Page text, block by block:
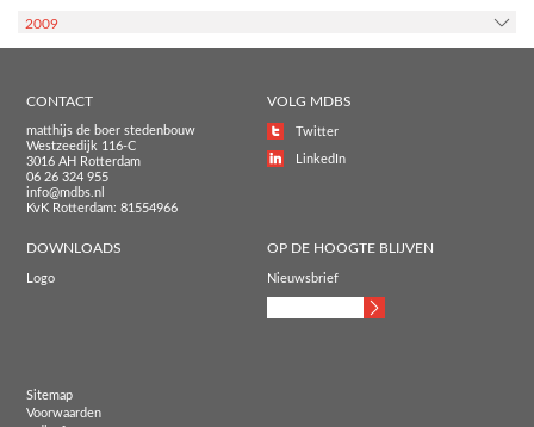
2009
CONTACT
matthijs de boer stedenbouw
Westzeedijk 116-C
3016 AH Rotterdam
06 26 324 955
info@mdbs.nl
KvK Rotterdam: 81554966
VOLG MDBS
Twitter
LinkedIn
DOWNLOADS
Logo
OP DE HOOGTE BLIJVEN
Nieuwsbrief
Sitemap
Voorwaarden